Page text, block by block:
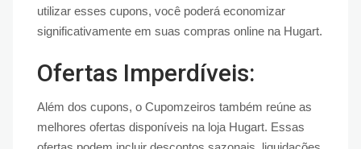
utilizar esses cupons, você poderá economizar
significativamente em suas compras online na Hugart.
Ofertas Imperdíveis:
Além dos cupons, o Cupomzeiros também reúne as
melhores ofertas disponíveis na loja Hugart. Essas